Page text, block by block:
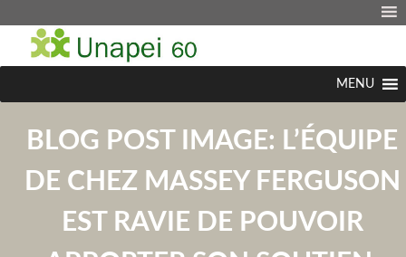
MENU
BLOG POST IMAGE: L’ÉQUIPE
DE CHEZ MASSEY FERGUSON
EST RAVIE DE POUVOIR